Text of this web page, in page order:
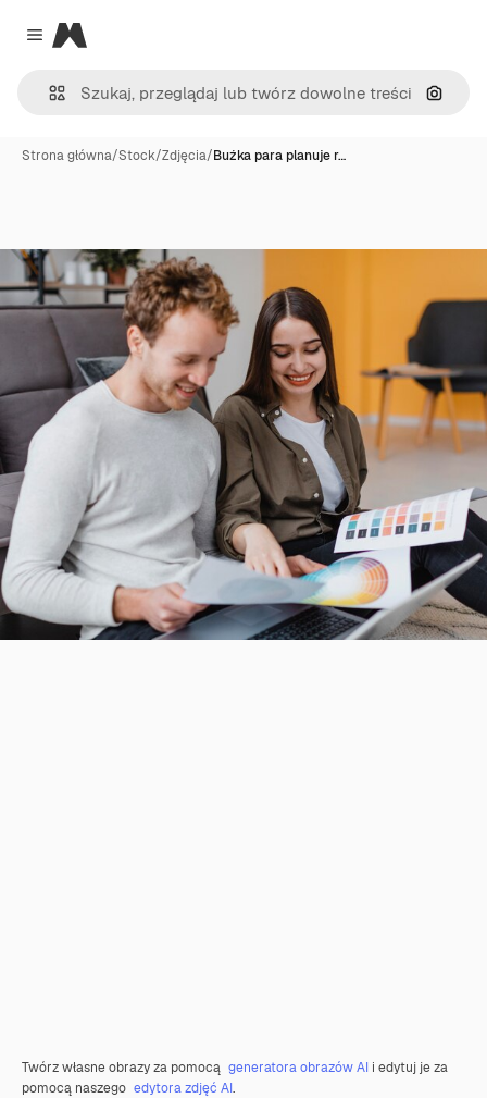
Close menu
Magnific
Szukaj
Strona główna/Stock/Zdjęcia/Buźka para planuje r…
Twórz własne obrazy za pomocą generatora obrazów AI i edytuj je za
pomocą naszego edytora zdjęć AI.